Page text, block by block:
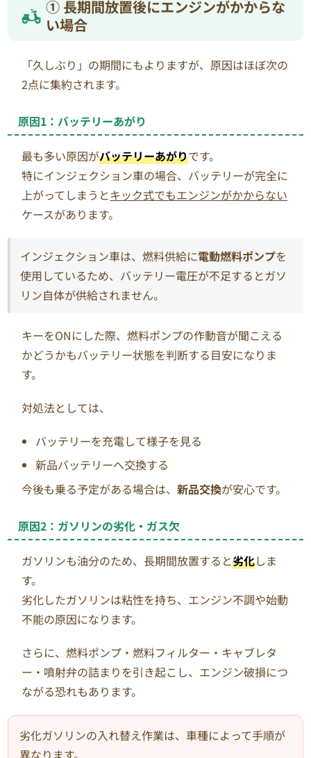
① 長期間放置後にエンジンがかからな
い場合
「久しぶり」の期間にもよりますが、原因はほぼ次の
2点に集約されます。
原因1：バッテリーあがり
最も多い原因がバッテリーあがりです。
特にインジェクション車の場合、バッテリーが完全に
上がってしまうとキック式でもエンジンがかからない
ケースがあります。
インジェクション車は、燃料供給に電動燃料ポンプを
使用しているため、バッテリー電圧が不足するとガソ
リン自体が供給されません。
キーをONにした際、燃料ポンプの作動音が聞こえる
かどうかもバッテリー状態を判断する目安になりま
す。
対処法としては、
バッテリーを充電して様子を見る
新品バッテリーへ交換する
今後も乗る予定がある場合は、新品交換が安心です。
原因2：ガソリンの劣化・ガス欠
ガソリンも油分のため、長期間放置すると劣化しま
す。
劣化したガソリンは粘性を持ち、エンジン不調や始動
不能の原因になります。
さらに、燃料ポンプ・燃料フィルター・キャブレタ
ー・噴射弁の詰まりを引き起こし、エンジン破損につ
ながる恐れもあります。
劣化ガソリンの入れ替え作業は、車種によって手順が
異なります。